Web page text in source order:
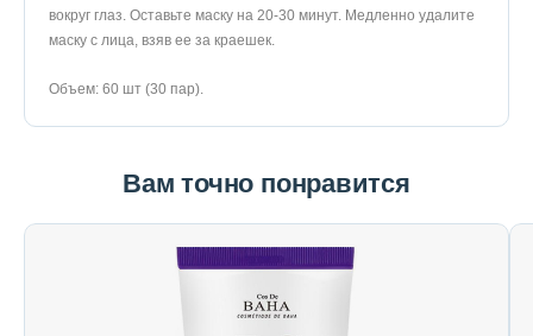
вокруг глаз. Оставьте маску на 20-30 минут. Медленно удалите
маску с лица, взяв ее за краешек.
Объем: 60 шт (30 пар).
Вам точно понравится